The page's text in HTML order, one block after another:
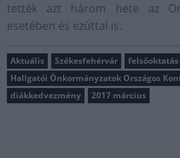
tették azt három hete az
esetében és ezúttal is.
Aktuális Székesfehérvár
felsőoktatás
Hallgatói Önkormányzatok Országos
diákkedvezmény
2017 március